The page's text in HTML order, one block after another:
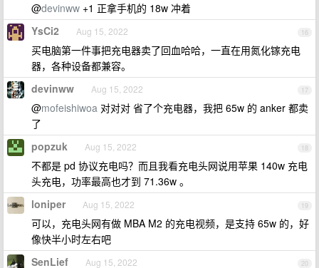
@devinww +1 正拿手机的 18w 冲着
16
YsCi2 Aug 15, 2022
买电脑第一件事把充电器卖了回血哈哈，一直在用氮化镓充电
器，各种设备都兼容。
17
devinww Aug 15, 2022
@mofeishiwoa 对对对 省了个充电器，我把 65w 的 anker 都卖
了
18
popzuk Aug 15, 2022
不都是 pd 协议充电吗？而且我看充电头网说用苹果 140w 充电
头充电，功率最高也才到 71.36w 。
19
loniper Aug 15, 2022
可以，充电头网有做 MBA M2 的充电视频，是支持 65w 的，好
像快半小时左右吧
20
SenLief Aug 15, 2022